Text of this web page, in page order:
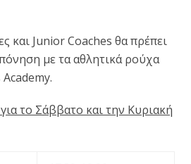
και Junior Coaches θα πρέπει
με τα αθλητικά ρούχα
το Σάββατο και την Κυριακή